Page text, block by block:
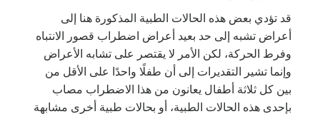
قد تؤدي بعض هذه الحالات الطبية المذكورة هنا إلى
أعراض تشبه إلى حد بعيد أعراض اضطراب قصور الانتباه
وفرط الحركة، لكن الأمر لا يقتصر على تشابه الأعراض
وإنما تشير التقديرات إلى أن طفلًا واحدًا على الأقل من
بين كل ثلاثة أطفال يعانون من هذا الاضطراب مصاب
بإحدى هذه الحالات الطبية، أو بحالات طبية أخرى مشابهة